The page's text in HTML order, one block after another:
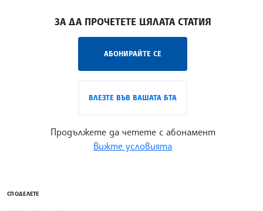
ЗА ДА ПРОЧЕТЕТЕ ЦЯЛАТА СТАТИЯ
АБОНИРАЙТЕ СЕ
ВЛЕЗТЕ ВЪВ ВАШАТА БТА
Продължете да четете с абонамент
Вижте условията
СПОДЕЛЕТЕ